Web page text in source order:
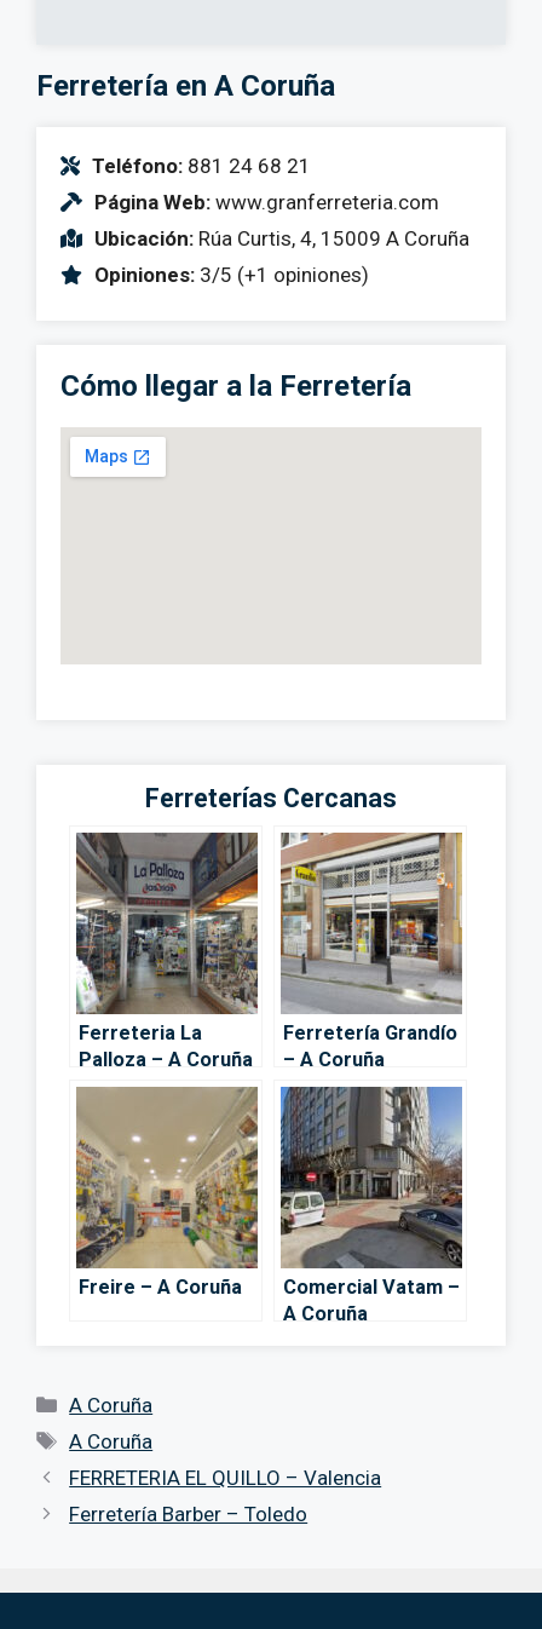
Ferretería en A Coruña
Teléfono: 881 24 68 21
Página Web: www.granferreteria.com
Ubicación: Rúa Curtis, 4, 15009 A Coruña
Opiniones: 3/5 (+1 opiniones)
Cómo llegar a la Ferretería
Ferreterías Cercanas
Ferreteria La
Palloza – A Coruña
Ferretería Grandío
– A Coruña
Freire – A Coruña
Comercial Vatam –
A Coruña
Categorías
A Coruña
Etiquetas
A Coruña
FERRETERIA EL QUILLO – Valencia
Ferretería Barber – Toledo